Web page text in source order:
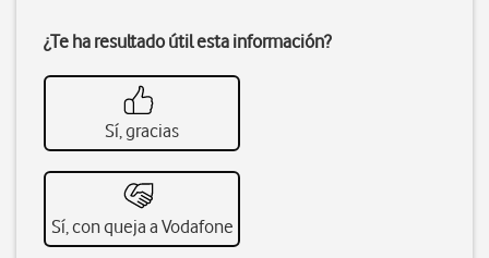
¿Te ha resultado útil esta información?
Sí, gracias
Sí, con queja a Vodafone